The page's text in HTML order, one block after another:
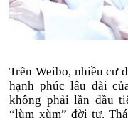
Trên Weibo, nhiều cư
hạnh phúc lâu dài
không phải lần đầu
“lùm xùm” đời tư.